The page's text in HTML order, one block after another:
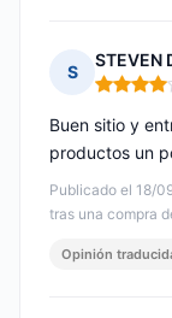
S
STEVEN
Nota: 4
Publicado el 18/
tras una compra
Buen sitio y
productos un
Opinión